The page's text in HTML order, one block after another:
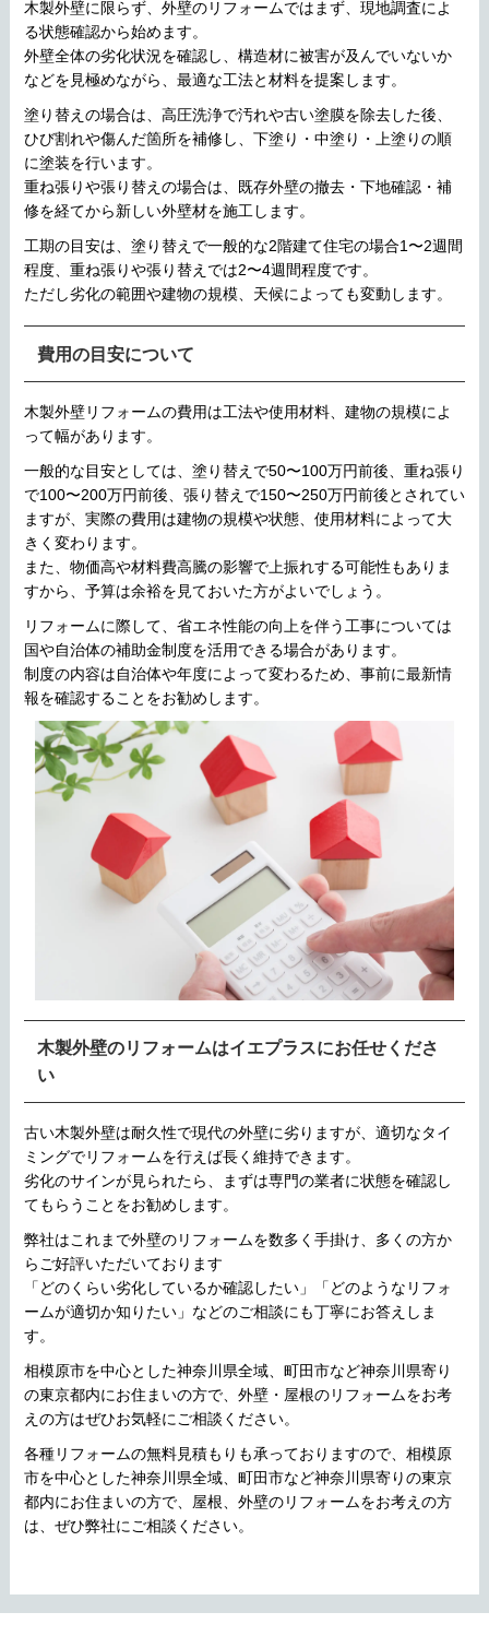
木製外壁に限らず、外壁のリフォームではまず、現地調査によ
る状態確認から始めます。
外壁全体の劣化状況を確認し、構造材に被害が及んでいないか
などを見極めながら、最適な工法と材料を提案します。
塗り替えの場合は、高圧洗浄で汚れや古い塗膜を除去した後、
ひび割れや傷んだ箇所を補修し、下塗り・中塗り・上塗りの順
に塗装を行います。
重ね張りや張り替えの場合は、既存外壁の撤去・下地確認・補
修を経てから新しい外壁材を施工します。
工期の目安は、塗り替えで一般的な2階建て住宅の場合1〜2週間
程度、重ね張りや張り替えでは2〜4週間程度です。
ただし劣化の範囲や建物の規模、天候によっても変動します。
費用の目安について
木製外壁リフォームの費用は工法や使用材料、建物の規模によ
って幅があります。
一般的な目安としては、塗り替えで50〜100万円前後、重ね張り
で100〜200万円前後、張り替えで150〜250万円前後とされてい
ますが、実際の費用は建物の規模や状態、使用材料によって大
きく変わります。
また、物価高や材料費高騰の影響で上振れする可能性もありま
すから、予算は余裕を見ておいた方がよいでしょう。
リフォームに際して、省エネ性能の向上を伴う工事については
国や自治体の補助金制度を活用できる場合があります。
制度の内容は自治体や年度によって変わるため、事前に最新情
報を確認することをお勧めします。
木製外壁のリフォームはイエプラスにお任せくださ
い
古い木製外壁は耐久性で現代の外壁に劣りますが、適切なタイ
ミングでリフォームを行えば長く維持できます。
劣化のサインが見られたら、まずは専門の業者に状態を確認し
てもらうことをお勧めします。
弊社はこれまで外壁のリフォームを数多く手掛け、多くの方か
らご好評いただいております
「どのくらい劣化しているか確認したい」「どのようなリフォ
ームが適切か知りたい」などのご相談にも丁寧にお答えしま
す。
相模原市を中心とした神奈川県全域、町田市など神奈川県寄り
の東京都内にお住まいの方で、外壁・屋根のリフォームをお考
えの方はぜひお気軽にご相談ください。
各種リフォームの無料見積もりも承っておりますので、相模原
市を中心とした神奈川県全域、町田市など神奈川県寄りの東京
都内にお住まいの方で、屋根、外壁のリフォームをお考えの方
は、ぜひ弊社にご相談ください。